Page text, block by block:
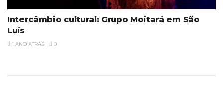
Intercâmbio cultural: Grupo Moitará em São
Luís
1 ANO ATRÁS 0